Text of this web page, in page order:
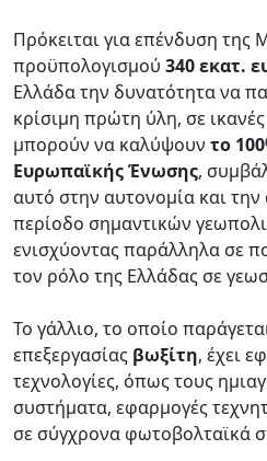
Πρόκειται για επένδυση της
προϋπολογισμού 340 εκατ.
Ελλάδα την δυνατότητα να
κρίσιμη πρώτη ύλη, σε
μπορούν να καλύψουν το
Ευρωπαϊκής Ένωσης,
αυτό στην αυτονομία και
περίοδο σημαντικών
ενισχύοντας παράλληλα σε
τον ρόλο της Ελλάδας σε
Το γάλλιο, το οποίο
επεξεργασίας βωξίτη, έχει
τεχνολογίες, όπως τους
συστήματα, εφαρμογές
σε σύγχρονα φωτοβολταϊκά